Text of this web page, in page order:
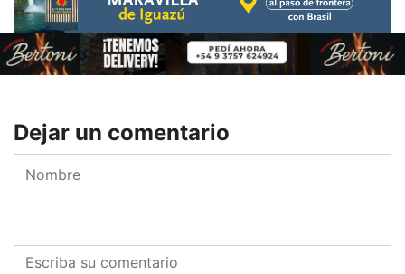
Dejar un comentario